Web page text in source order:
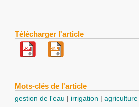
Télécharger l'article
Mots-clés de l'article
gestion de l'eau irrigation agriculture